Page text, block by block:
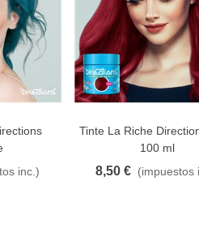
inc.)
FAVORITO
Tinte La Riche
100 ml
8,50 € (impuestos